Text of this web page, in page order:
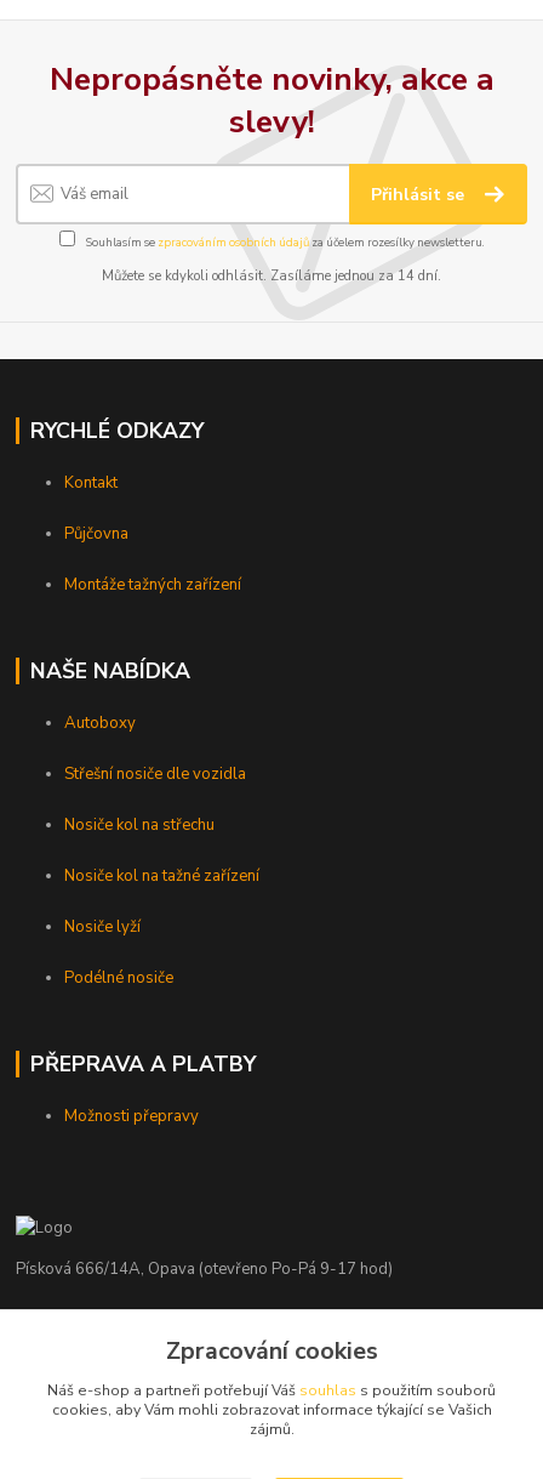
Nepropásněte novinky, akce a
slevy!
Přihlásit se
Souhlasím se zpracováním osobních údajůza účelem rozesílky newsletteru.
Můžete se kdykoli odhlásit. Zasíláme jednou za 14 dní.
RYCHLÉ ODKAZY
Kontakt
Půjčovna
Montáže tažných zařízení
NAŠE NABÍDKA
Autoboxy
Střešní nosiče dle vozidla
Nosiče kol na střechu
Nosiče kol na tažné zařízení
Nosiče lyží
Podélné nosiče
PŘEPRAVA A PLATBY
Možnosti přepravy
Písková 666/14A, Opava (otevřeno Po-Pá 9-17 hod)
+420 776 839 986
info@nosice.com
Zpracování cookies
Náš e-shop a partneři potřebují Váš souhlas s použitím souborů
cookies, aby Vám mohli zobrazovat informace týkající se Vašich
zájmů.